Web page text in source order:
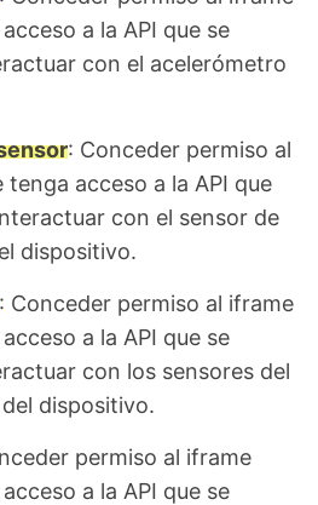
a la API que se
con el acelerómetro
: Conceder permiso al
tenga acceso a la API que
con el sensor de
dispositivo.
: Conceder permiso al iframe
a la API que se
con los sensores del
dispositivo.
permiso al iframe
a la API que se